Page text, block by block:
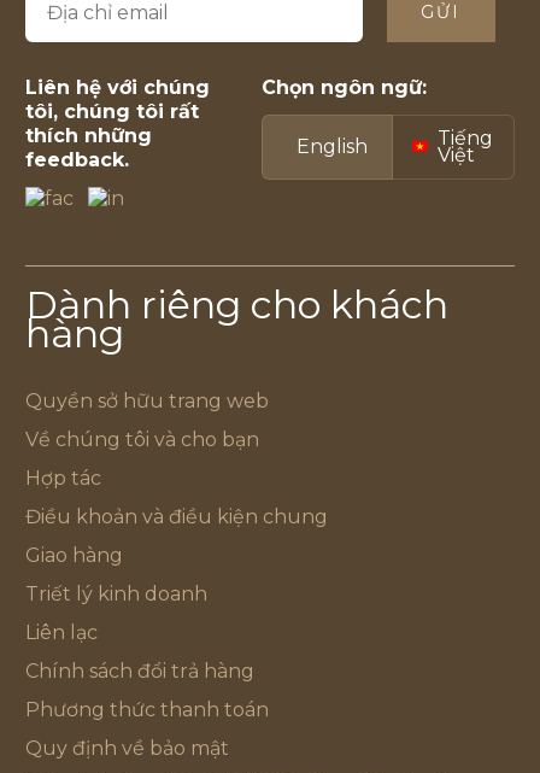
GỬI
Liên hệ với chúng
tôi, chúng tôi rất
thích những
feedback.
Chọn ngôn ngữ:
English Tiếng
Việt
Dành riêng cho khách
hàng
Quyền sở hữu trang web
Về chúng tôi và cho bạn
Hợp tác
Điều khoản và điều kiện chung
Giao hàng
Triết lý kinh doanh
Liên lạc
Chính sách đổi trả hàng
Phương thức thanh toán
Quy định về bảo mật